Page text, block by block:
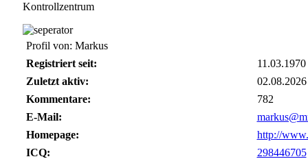
Kontrollzentrum
Profil von: Markus
Registriert seit:
11.03.1970
Zuletzt aktiv:
Kommentare:
782
E-Mail:
Homepage:
http://
ICQ:
298446705